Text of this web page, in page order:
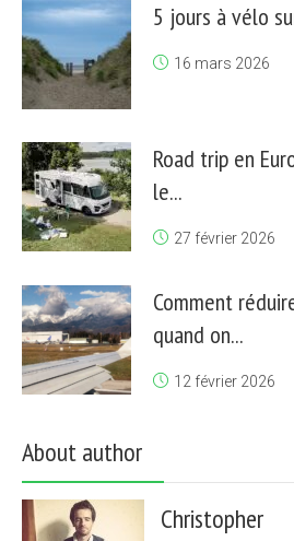
5 jours à vélo
16 mars 2026
Road trip en
le...
27 février 2026
Comment
quand on...
12 février 2026
About author
Christopher